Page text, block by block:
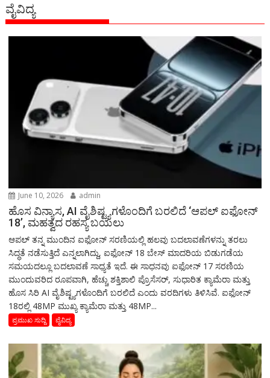
ವೈವಿದ್ಯ
June 10, 2026 admin
ಹೊಸ ವಿನ್ಯಾಸ, AI ವೈಶಿಷ್ಟ್ಯಗಳೊಂದಿಗೆ ಬರಲಿದೆ ‘ಆಪಲ್ ಐಫೋನ್
18’, ಮಹತ್ವದ ರಹಸ್ಯ ಬಯಲು
ಆಪಲ್ ತನ್ನ ಮುಂದಿನ ಐಫೋನ್ ಸರಣಿಯಲ್ಲಿ ಹಲವು ಬದಲಾವಣೆಗಳನ್ನು ತರಲು
ಸಿದ್ಧತೆ ನಡೆಸುತ್ತಿದೆ ಎನ್ನಲಾಗಿದ್ದು, ಐಫೋನ್ 18 ಬೇಸ್ ಮಾದರಿಯ ಬಿಡುಗಡೆಯ
ಸಮಯದಲ್ಲೂ ಬದಲಾವಣೆ ಸಾಧ್ಯತೆ ಇದೆ. ಈ ಸಾಧನವು ಐಫೋನ್ 17 ಸರಣಿಯ
ಮುಂದುವರಿದ ರೂಪವಾಗಿ, ಹೆಚ್ಚು ಶಕ್ತಿಶಾಲಿ ಪ್ರೊಸೆಸರ್, ಸುಧಾರಿತ ಕ್ಯಾಮೆರಾ ಮತ್ತು
ಹೊಸ ಸಿರಿ AI ವೈಶಿಷ್ಟ್ಯಗಳೊಂದಿಗೆ ಬರಲಿದೆ ಎಂದು ವರದಿಗಳು ತಿಳಿಸಿವೆ. ಐಫೋನ್
18ರಲ್ಲಿ 48MP ಮುಖ್ಯ ಕ್ಯಾಮೆರಾ ಮತ್ತು 48MP...
ಪ್ರಮುಖ ಸುದ್ದಿ ವೈವಿದ್ಯ